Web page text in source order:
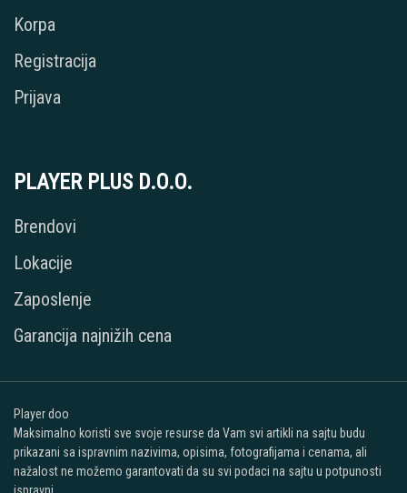
Korpa
Registracija
Prijava
PLAYER PLUS D.O.O.
Brendovi
Lokacije
Zaposlenje
Garancija najnižih cena
Player doo
Maksimalno koristi sve svoje resurse da Vam svi artikli na sajtu budu
prikazani sa ispravnim nazivima, opisima, fotografijama i cenama, ali
nažalost ne možemo garantovati da su svi podaci na sajtu u potpunosti